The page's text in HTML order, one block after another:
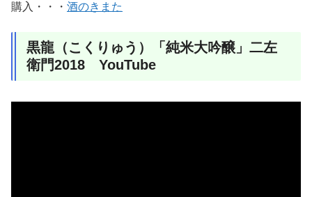
購入・・・ 酒のきまた
黒龍（こくりゅう）「純米大吟醸」二左
衛門2018 YouTube